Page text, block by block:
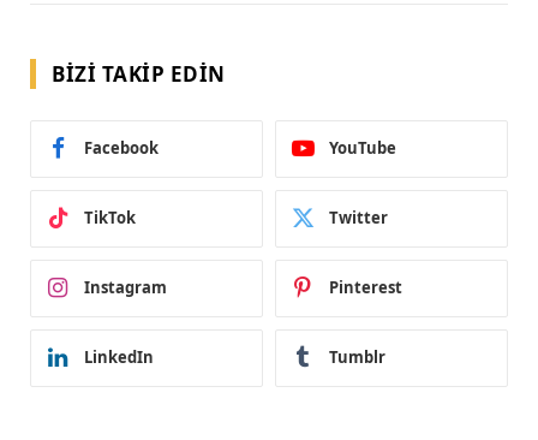
BIZI TAKIP EDIN
Facebook YouTube
TikTok Twitter
Instagram Pinterest
LinkedIn Tumblr